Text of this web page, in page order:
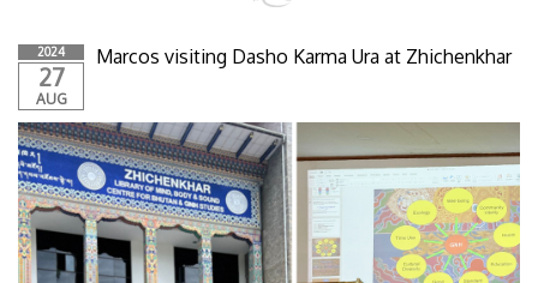
2024
27
AUG
Marcos visiting Dasho Karma Ura at Zhichenkhar